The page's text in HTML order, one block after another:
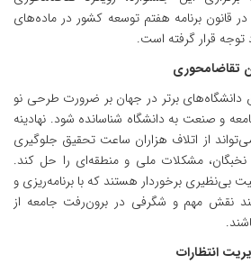
در قانون برنامه هفتم توسعه کشور در ماده‌های
تقاضامحوری
دانشگاه‌های برتر در جهان بر ضرورت طرحی نو
و صنعت به دانشگاه شناسانده شود. نهادینه
از اتلاف هزاران ساعت تحقیق جلوگیری
مشکلات ملی و منطقه‌ای را حل کند.
بی‌نظیری برخوردار هستند که با برنامه‌ریزی و
نقش مهم و شگرفی در برون‌رفت جامعه از
انتظارات